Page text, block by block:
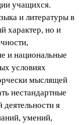
учащихся.
и литературы в
характер, но и
и национальные
условиях
мыслящей
нестандартные
я
умений,